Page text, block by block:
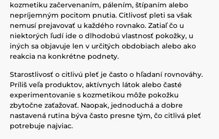
kozmetiku začervenaním, pálením, štípaním alebo
nepríjemným pocitom pnutia. Citlivosť pleti sa však
nemusí prejavovať u každého rovnako. Zatiaľ čo u
niektorých ľudí ide o dlhodobú vlastnosť pokožky, u
iných sa objavuje len v určitých obdobiach alebo ako
reakcia na konkrétne podnety.
Starostlivosť o citlivú pleť je často o hľadaní rovnováhy.
Príliš veľa produktov, aktívnych látok alebo časté
experimentovanie s kozmetikou môže pokožku
zbytočne zaťažovať. Naopak, jednoduchá a dobre
nastavená rutina býva často presne tým, čo citlivá pleť
potrebuje najviac.